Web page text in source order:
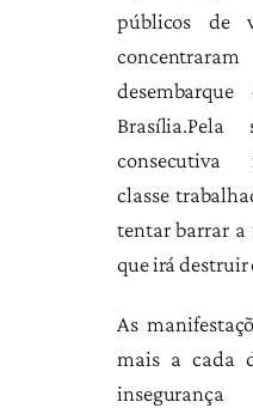
públicos de
Brasília.Pela
consecutiva
classe
tentar barrar a
que irá destruir
As
mais a cada